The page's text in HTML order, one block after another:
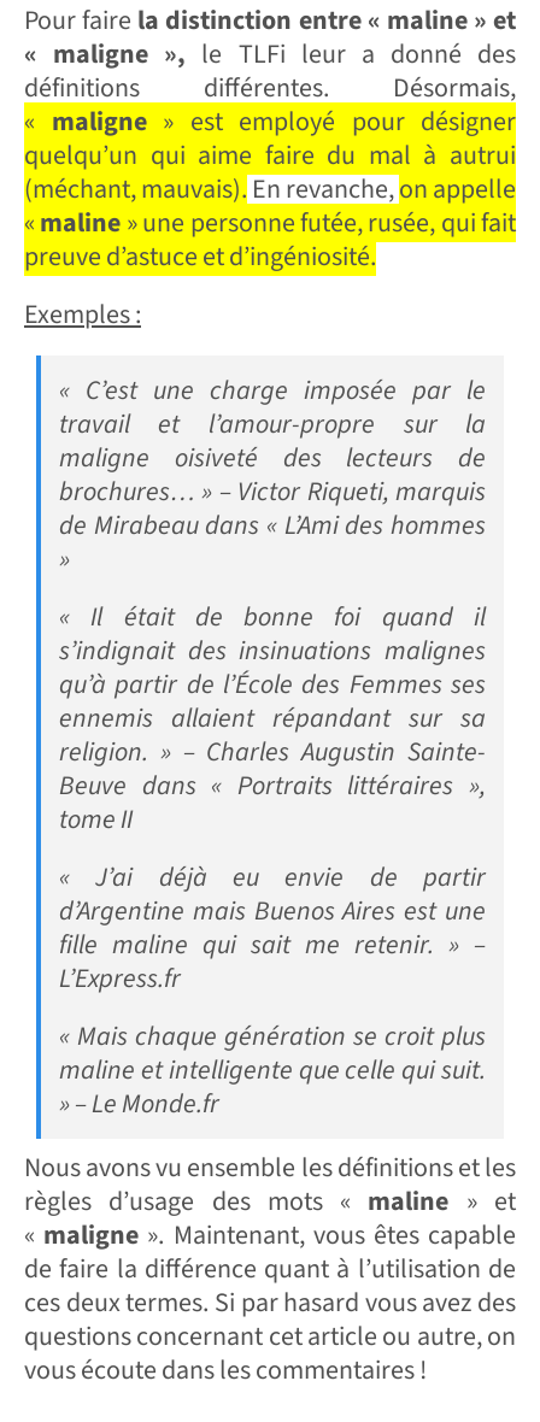
Pour faire la distinction entre « maline » et
« maligne », le TLFi leur a donné des
définitions différentes. Désormais,
« maligne» est employé pour désigner
quelqu’un qui aime faire du mal à autrui
(méchant, mauvais). En revanche,on appelle
«maline» une personne futée, rusée, qui fait
preuve d’astuce et d’ingéniosité.
Exemples :
« C’est une charge imposée par le
travail et l’amour-propre sur la
maligne oisiveté des lecteurs de
brochures… » – Victor Riqueti, marquis
de Mirabeau dans « L’Ami des hommes
»
« Il était de bonne foi quand il
s’indignait des insinuations malignes
qu’à partir de l’École des Femmes ses
ennemis allaient répandant sur sa
religion. » – Charles Augustin Sainte-
Beuve dans « Portraits littéraires »,
tome II
« J’ai déjà eu envie de partir
d’Argentine mais Buenos Aires est une
fille maline qui sait me retenir. » –
L’Express.fr
« Mais chaque génération se croit plus
maline et intelligente que celle qui suit.
» – Le Monde.fr
Nous avons vu ensemble les définitions et les
règles d’usage des mots « maline » et
« maligne ». Maintenant, vous êtes capable
de faire la différence quant à l’utilisation de
ces deux termes. Si par hasard vous avez des
questions concernant cet article ou autre, on
vous écoute dans les commentaires !